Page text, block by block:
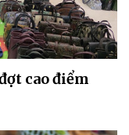
cao điểm